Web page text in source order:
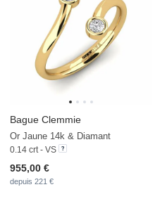
Bague Clemmie
Or Jaune 14k & Diamant
0.14 crt - VS
955,00 €
depuis 221 €